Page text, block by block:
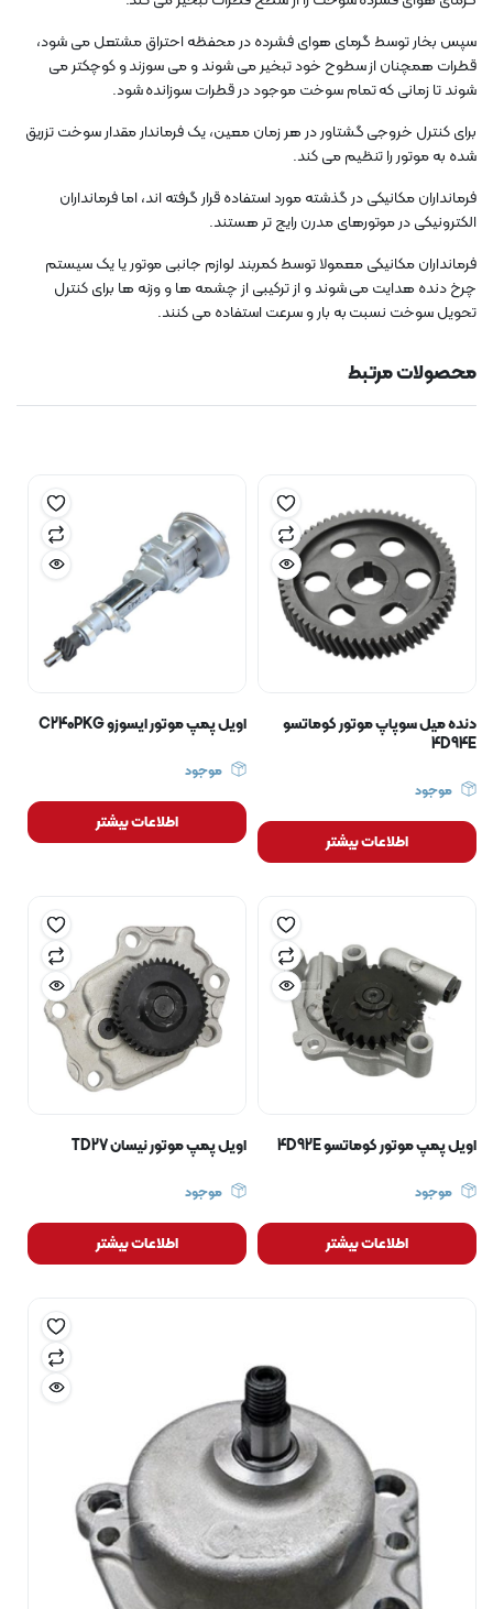
سپس بخار توسط گرمای هوای فشرده در محفظه احتراق مشتعل می شود،
قطرات همچنان از سطوح خود تبخیر می شوند و می سوزند و کوچکتر می
شوند تا زمانی که تمام سوخت موجود در قطرات سوزانده شود.
برای کنترل خروجی گشتاور در هر زمان معین، یک فرماندار مقدار سوخت تزریق
شده به موتور را تنظیم می کند.
فرمانداران مکانیکی در گذشته مورد استفاده قرار گرفته اند، اما فرمانداران
الکترونیکی در موتورهای مدرن رایج تر هستند.
فرمانداران مکانیکی معمولا توسط کمربند لوازم جانبی موتور یا یک سیستم
چرخ دنده هدایت می شوند و از ترکیبی از چشمه ها و وزنه ها برای کنترل
تحویل سوخت نسبت به بار و سرعت استفاده می کنند.
محصولات مرتبط
دنده میل سوپاپ موتور کوماتسو
4D94E
موجود
اطلاعات بیشتر
اویل پمپ موتور ایسوزو C240PKG
موجود
اطلاعات بیشتر
اویل پمپ موتور کوماتسو 4D92E
موجود
اطلاعات بیشتر
اویل پمپ موتور نیسان TD27
موجود
اطلاعات بیشتر